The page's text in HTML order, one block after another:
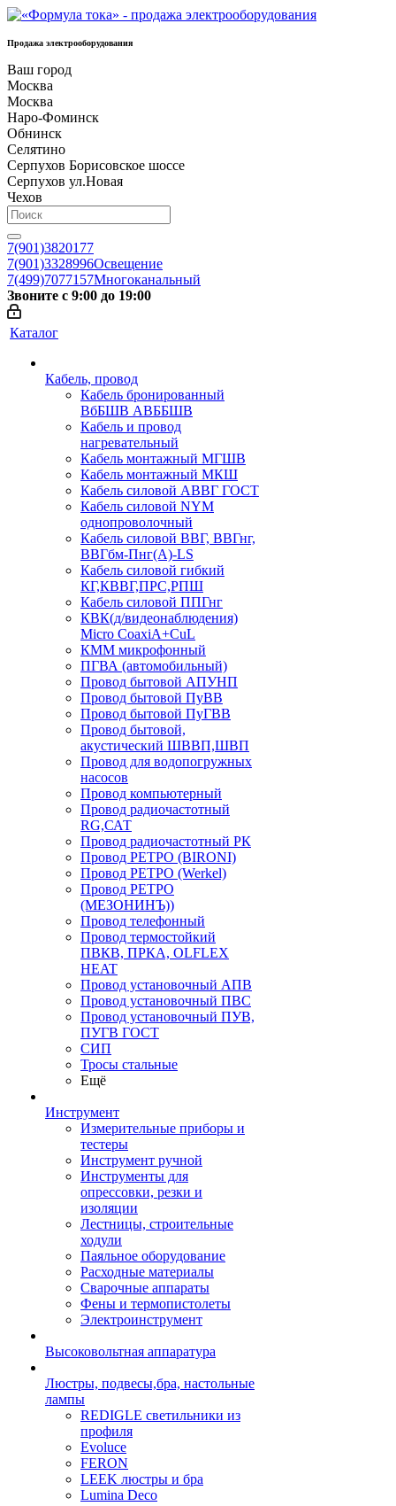
Продажа электрооборудования
Ваш город
Москва
Москва
Наро-Фоминск
Обнинск
Селятино
Серпухов Борисовское шоссе
Серпухов ул.Новая
Чехов
7(901)3820177
7(901)3328996Освещение
7(499)7077157Многоканальный
Звоните с 9:00 до 19:00
Каталог
Кабель, провод
Кабель бронированный
ВбБШВ АВББШВ
Кабель и провод
нагревательный
Кабель монтажный МГШВ
Кабель монтажный МКШ
Кабель силовой АВВГ ГОСТ
Кабель силовой NYM
однопроволочный
Кабель силовой ВВГ, ВВГнг,
ВВГбм-Пнг(А)-LS
Кабель силовой гибкий
КГ,КВВГ,ПРС,РПШ
Кабель силовой ППГнг
КВК(д/видеонаблюдения)
Micro CoaxiA+CuL
КММ микрофонный
ПГВА (автомобильный)
Провод бытовой АПУНП
Провод бытовой ПуВВ
Провод бытовой ПуГВВ
Провод бытовой,
акустический ШВВП,ШВП
Провод для водопогружных
насосов
Провод компьютерный
Провод радиочастотный
RG,САТ
Провод радиочастотный РК
Провод РЕТРО (BIRONI)
Провод РЕТРО (Werkel)
Провод РЕТРО
(МЕЗОНИНЪ))
Провод телефонный
Провод термостойкий
ПВКВ, ПРКА, OLFLEX
HEAT
Провод установочный АПВ
Провод установочный ПВС
Провод установочный ПУВ,
ПУГВ ГОСТ
СИП
Тросы стальные
Ещё
Инструмент
Измерительные приборы и
тестеры
Инструмент ручной
Инструменты для
опрессовки, резки и
изоляции
Лестницы, строительные
ходули
Паяльное оборудование
Расходные материалы
Сварочные аппараты
Фены и термопистолеты
Электроинструмент
Высоковольтная аппаратура
Люстры, подвесы,бра, настольные
лампы
REDIGLE светильники из
профиля
Evoluce
FERON
LEEK люстры и бра
Lumina Deco